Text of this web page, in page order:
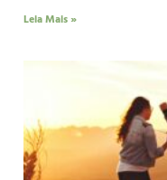
Leia Mais »